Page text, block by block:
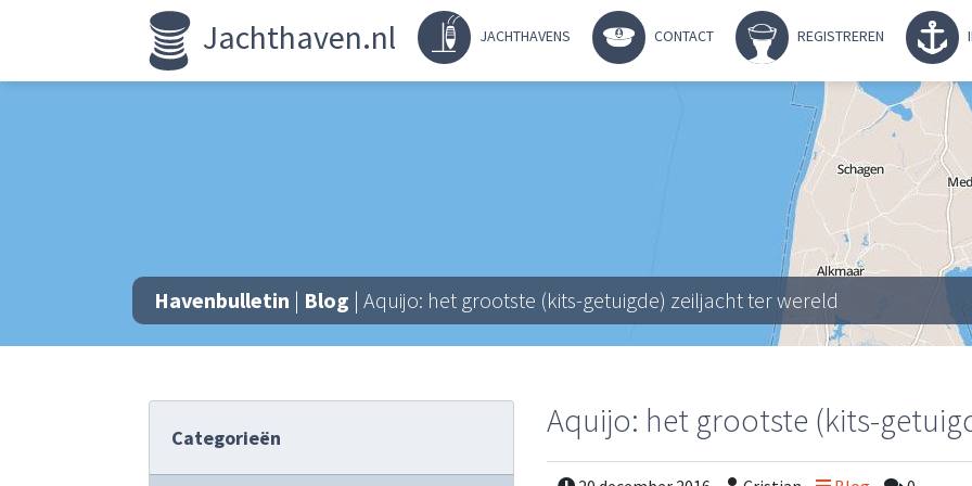
Jachthaven.nl JACHTHAVENS CONTACT REGISTREREN
Havenbulletin | Blog | Aquijo: het grootste (kits-getuigde) zeiljacht ter wereld
Categorieën Aquijo: het grootste (kits-